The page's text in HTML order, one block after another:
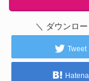
＼ ダウンロ
Tweet
Hatena